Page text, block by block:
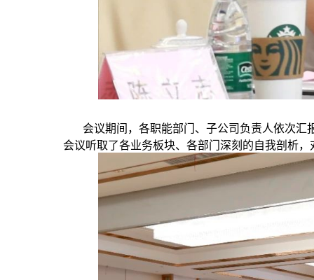
会议期间，各职能部门、子公司负责人依次汇
会议听取了各业务板块、各部门深刻的自我剖析